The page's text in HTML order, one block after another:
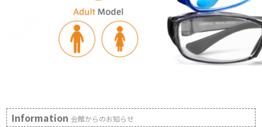
Information会館からのお知らせ